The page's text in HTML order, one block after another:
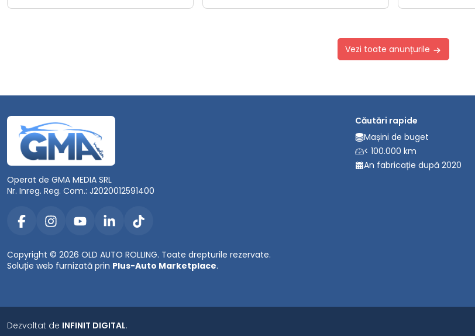
Vezi toate anunțurile
Operat de GMA MEDIA SRL
Nr. Inreg. Reg. Com.: J2020012591400
Copyright © 2026 OLD AUTO ROLLING. Toate drepturile rezervate.
Soluție web furnizată prin Plus-Auto Marketplace.
Căutări rapide
Mașini de buget
< 100.000 km
An fabricație după 2020
Dezvoltat de INFINIT DIGITAL.